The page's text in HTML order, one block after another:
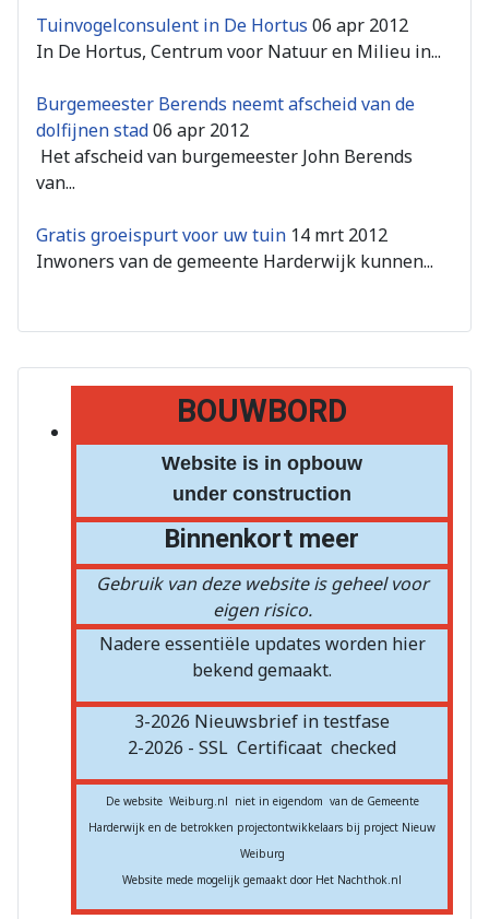
BOUWBORD
Website is in opbouw
under construction
Binnenkort meer
Gebruik van deze website is geheel voor
eigen risico.
Nadere essentiële updates worden hier
bekend gemaakt.
3-2026 Nieuwsbrief in testfase
2-2026 - SSL Certificaat checked
De website Weiburg.nl niet in eigendom van de Gemeente
Harderwijk en de betrokken projectontwikkelaars bij project Nieuw
Weiburg
Website mede mogelijk gemaakt door Het Nachthok.nl
Tuinvogelconsulent in De Hortus 06 apr 2012
In De Hortus, Centrum voor Natuur en Milieu in...
Burgemeester Berends neemt afscheid van de
dolfijnen stad06 apr 2012
Het afscheid van burgemeester John Berends
van...
Gratis groeispurt voor uw tuin 14 mrt 2012
Inwoners van de gemeente Harderwijk kunnen...